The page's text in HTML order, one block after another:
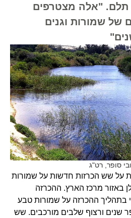
תלם. "אלה מצטרפים
של שמורות וגנים
סופר, רט"ג
שש הכרזות חדשות על שמורות
באזור מרכז הארץ. ההכרזה
ההכרזה על שמורות טבע
ורצוף שלבים מורכבים. שש